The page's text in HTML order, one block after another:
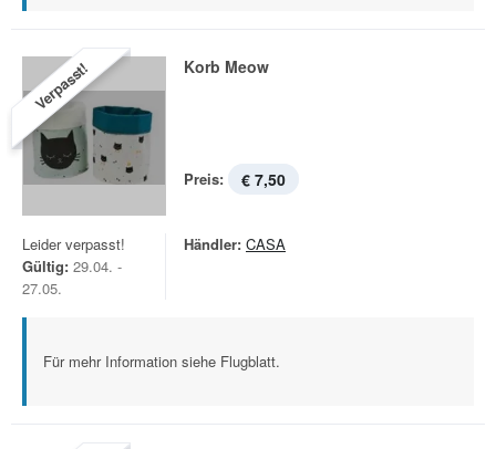
Verpasst! Korb Meow
Preis: € 7,50
Leider verpasst!
Gültig: 29.04. -
27.05.
Händler: CASA
Für mehr Information siehe Flugblatt.